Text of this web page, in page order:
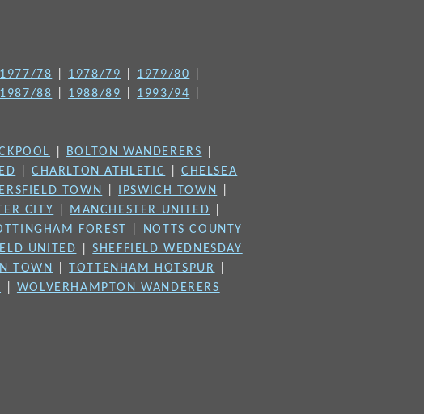
1977/78 1978/79 1979/80
1987/88 1988/89 1993/94
BOLTON WANDERERS
|CHARLTON ATHLETIC |CHELSEA
TOWN IPSWICH TOWN
CITY MANCHESTER UNITED
FOREST
NOTTS COUNTY
UNITED |SHEFFIELD WEDNESDAY
TOWN TOTTENHAM HOTSPUR
WOLVERHAMPTON WANDERERS